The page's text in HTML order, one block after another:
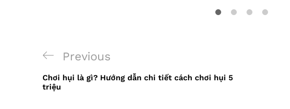
hướng
Previous
Post
Previous
Chơi hụi là gì? Hướng dẫn chi tiết cách chơi hụi 5
triệu